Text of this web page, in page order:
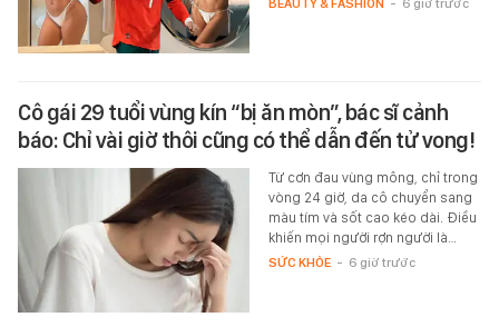
Cô gái 29 tuổi vùng kín “bị ăn mòn”, bác sĩ cảnh
báo: Chỉ vài giờ thôi cũng có thể dẫn đến tử vong!
Từ cơn đau vùng mông, chỉ trong
vòng 24 giờ, da cô chuyển sang
màu tím và sốt cao kéo dài. Điều
khiến mọi người rợn người là…
SỨC KHỎE - 6 giờ trước